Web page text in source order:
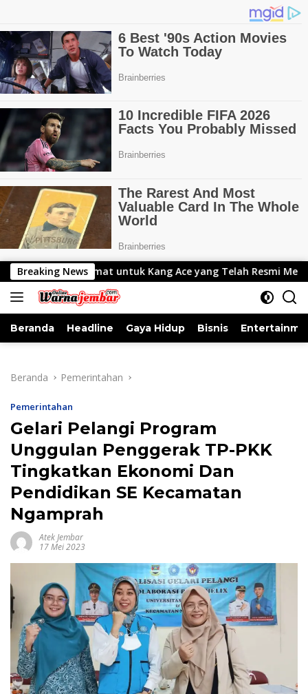
Langsung
ke
konten
Breaking News
Ace yang Telah Resmi Menjabat Gubernur Lemhanas
Beranda Headline Gaya Hidup Bisnis
Beranda Pemerintahan
Pemerintahan
Gelari Pelangi Program
Unggulan Penggerak TP-PKK
Tingkatkan Ekonomi Dan
Pendidikan SE Kecamatan
Ngamprah
Atek Jembar
17 Mei 2023